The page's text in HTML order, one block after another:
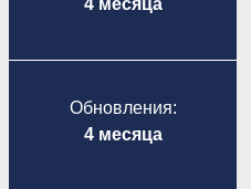
4 месяца
Обновления:
4 месяца